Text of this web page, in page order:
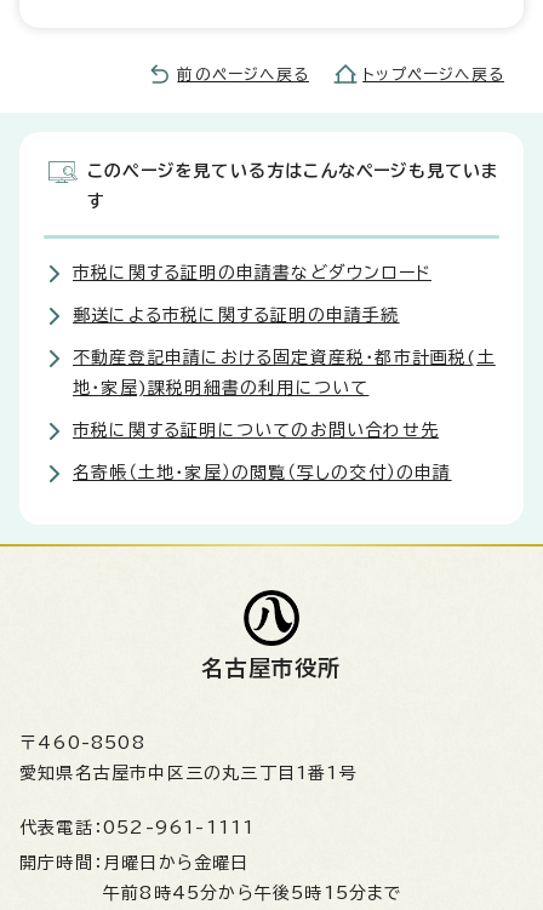
前のページへ戻る トップページへ戻る
このページを見ている方はこんなページも見ていま
す
市税に関する証明の申請書などダウンロード
郵送による市税に関する証明の申請手続
不動産登記申請における固定資産税・都市計画税(土
地・家屋)課税明細書の利用について
市税に関する証明についてのお問い合わせ先
名寄帳（土地・家屋）の閲覧（写しの交付）の申請
名古屋市役所
〒460-8508
愛知県名古屋市中区三の丸三丁目1番1号
代表電話： 052-961-1111
開庁時間： 月曜日から金曜日
午前8時45分から午後5時15分まで